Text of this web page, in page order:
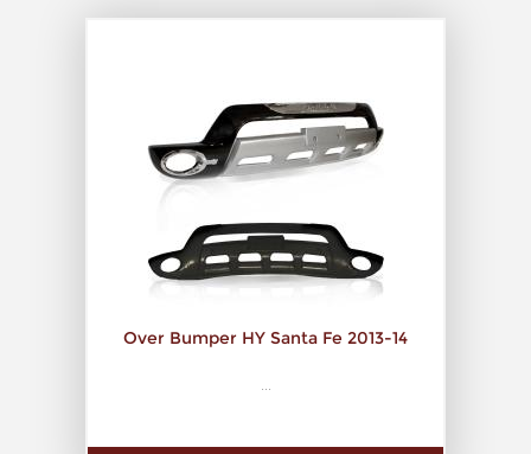
Over Bumper HY Santa Fe 2013-14